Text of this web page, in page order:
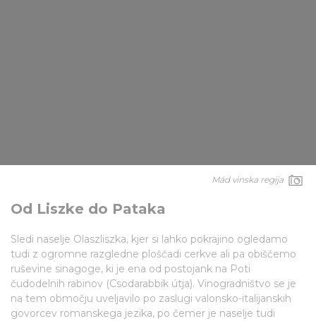
Mád vinska regija
Od Liszke do Pataka
Sledi naselje Olaszliszka, kjer si lahko pokrajino ogledamo
tudi z ogromne razgledne ploščadi cerkve ali pa obiščemo
ruševine sinagoge, ki je ena od postojank na Poti
čudodelnih rabinov (Csodarabbik útja). Vinogradništvo se je
na tem območju uveljavilo po zaslugi valonsko-italijanskih
govorcev romanskega jezika, po čemer je naselje tudi